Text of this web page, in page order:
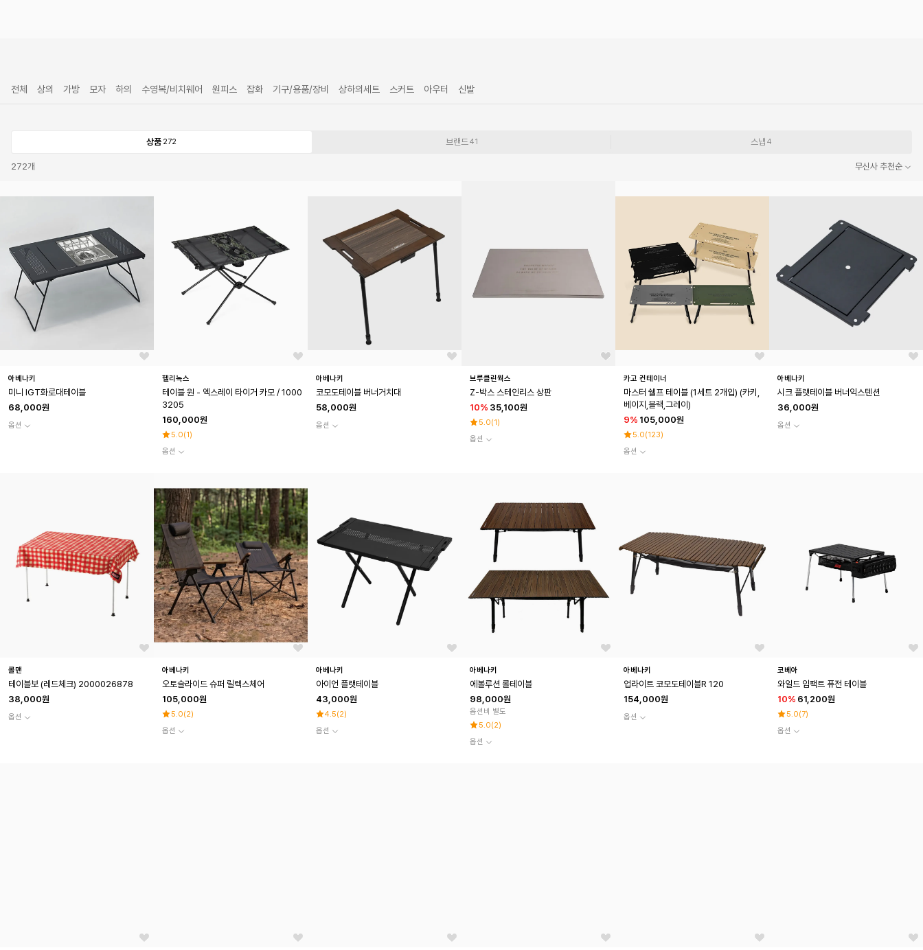
전체 상의 가방 모자 하의 수영복/비치웨어 원피스 잡화 기구/용품/장비 상하의세트 스커트 아우터 신발
상품 272 브랜드41 스냅 4
272개 무신사 추천순
아베나키
미니 IGT화로대테이블
68,000원
옵션
헬리녹스
테이블 원 - 엑스레이 타이거 카모 / 1000
3205
160,000원
5.0(1)
옵션
아베나키
코모도테이블 버너거치대
58,000원
옵션
브루클린웍스
Z-박스 스테인리스 상판
10% 35,100원
5.0(1)
옵션
카고 컨테이너
마스터 쉘프 테이블 (1세트 2개입) (카키,
베이지,블랙,그레이)
9% 105,000원
5.0(123)
옵션
아베나키
시크 플랫테이블 버너익스텐션
36,000원
옵션
콜맨
테이블보 (레드체크) 2000026878
38,000원
옵션
아베나키
오토슬라이드 슈퍼 릴렉스체어
105,000원
5.0(2)
옵션
아베나키
아이언 플랫테이블
43,000원
4.5(2)
옵션
아베나키
에볼루션 롤테이블
98,000원
옵션비 별도
5.0(2)
옵션
아베나키
업라이트 코모도테이블R 120
154,000원
옵션
코베아
와일드 임팩트 퓨전 테이블
10% 61,200원
5.0(7)
옵션